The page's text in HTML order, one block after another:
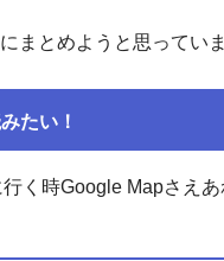
まとめようと思っていま
たい！
く時Google Mapさえ